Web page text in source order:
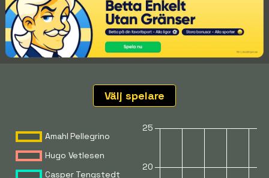
Välj spelare